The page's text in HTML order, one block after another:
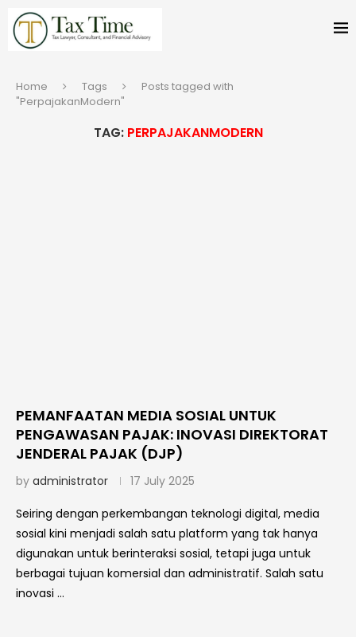
Home Tags
Posts tagged with
"PerpajakanModern"
TAG: PERPAJAKANMODERN
PEMANFAATAN MEDIA SOSIAL UNTUK
PENGAWASAN PAJAK: INOVASI DIREKTORAT
JENDERAL PAJAK (DJP)
by administrator 17 July 2025
Seiring dengan perkembangan teknologi digital, media
sosial kini menjadi salah satu platform yang tak hanya
digunakan untuk berinteraksi sosial, tetapi juga untuk
berbagai tujuan komersial dan administratif. Salah satu
inovasi …